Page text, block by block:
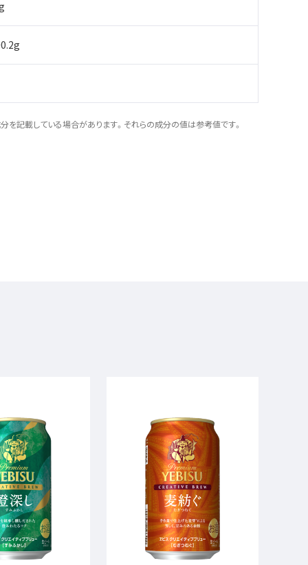
を記載している場合があります。それらの成分の値は参考値です。